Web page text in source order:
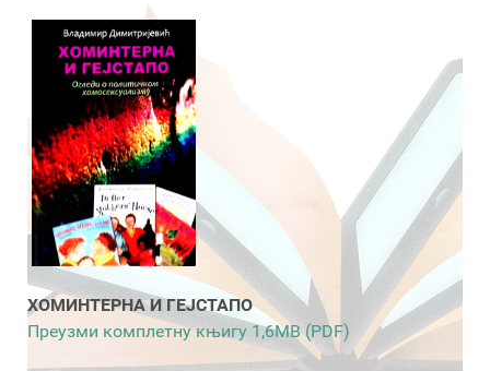
ХОМИНТЕРНА И ГЕЈСТАПО
Преузми комплетну књигу 1,6MB (PDF)